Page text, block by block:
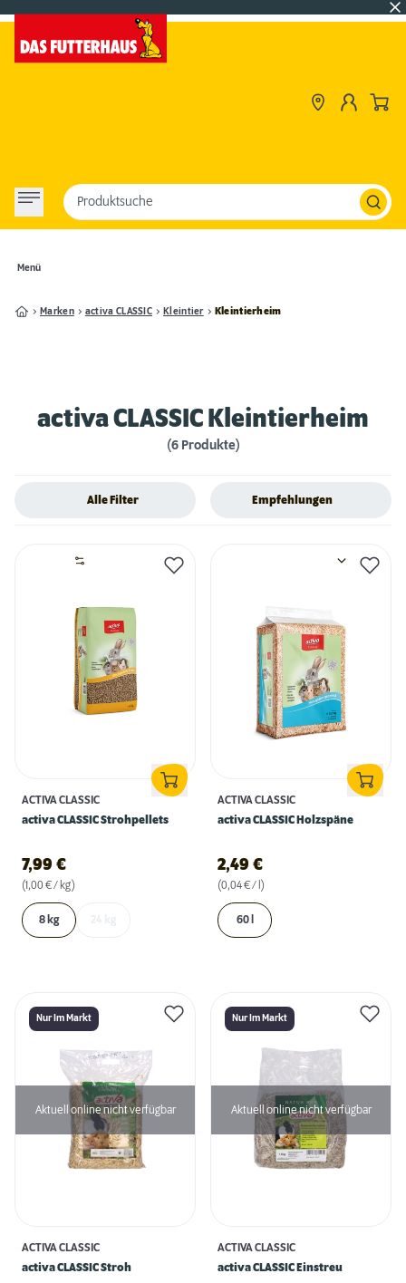
Menü
Produktsuche
Marken activa CLASSIC Kleintier Kleintierheim
activa CLASSIC Kleintierheim
(6 Produkte)
Alle Filter Empfehlungen
ACTIVA CLASSIC
activa CLASSIC Strohpellets
7,99 €
(1,00 € / kg)
8 kg
ACTIVA CLASSIC
activa CLASSIC Holzspäne
2,49 €
(0,04 € / l)
60 l
Nur Im Markt
Aktuell online nicht verfügbar
ACTIVA CLASSIC
activa CLASSIC Stroh
Nur Im Markt
Aktuell online nicht verfügbar
ACTIVA CLASSIC
activa CLASSIC Einstreu